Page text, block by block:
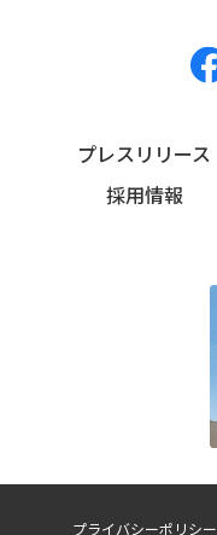
プレスリリース
採用情報
プライバシーポリシー